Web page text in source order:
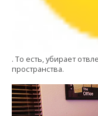
. То есть, убирает
пространства.